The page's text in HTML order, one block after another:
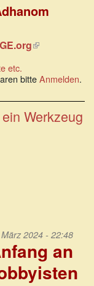
(Link
etc.
bitteAnmelden.
Werkzeug
2024 - 22:48
an